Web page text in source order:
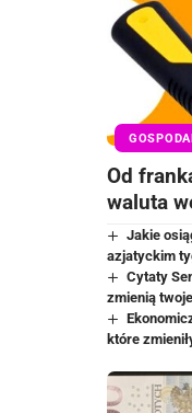
Od
waluta
Jakie
azjatyckim
Cytaty
zmienią
które